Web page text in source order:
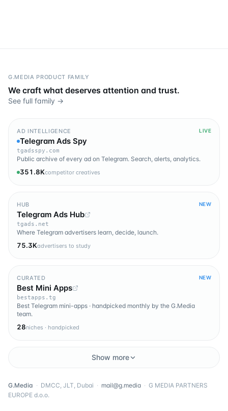
G.MEDIA PRODUCT FAMILY
We craft what deserves attention and trust.
See full family →
AD INTELLIGENCE LIVE
Telegram Ads Spy
tgadsspy.com
Public archive of every ad on Telegram. Search, alerts, analytics.
351.8Kcompetitor creatives
HUB NEW
Telegram Ads Hub
tgads.net
Where Telegram advertisers learn, decide, launch.
75.3Kadvertisers to study
CURATED NEW
Best Mini Apps
bestapps.tg
Best Telegram mini-apps · handpicked monthly by the G.Media
team.
28niches · handpicked
Show more
G.Media · DMCC, JLT, Dubai · mail@g.media · G MEDIA PARTNERS
EUROPE d.o.o.